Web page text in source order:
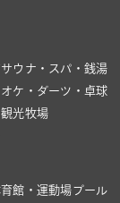
サウナ・スパ・銭湯
ケ・ダーツ・卓球
光牧場
館・運動場プール